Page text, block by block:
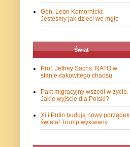
Gen. Leon Komornicki:
Jesteśmy jak dzieci we mgle
Świat
Prof. Jeffrey Sachs: NATO w
stanie cakowitego chaosu
Pakt migracyjny wszedł w życie.
Jakie wyjście dla Polski?
Xi i Putin budują nowy porządek
świata! Trump wykiwany